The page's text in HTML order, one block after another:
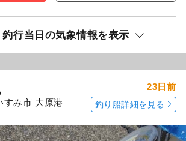
釣行当日の気象情報を表示
すみ市 大原港
23日前
釣り船詳細を見る